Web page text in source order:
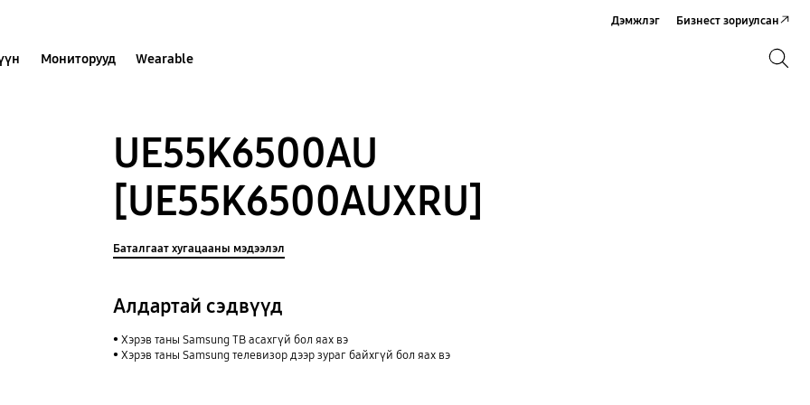
Мониторууд Wearable
Дэмжлэг Бизнест зориулсан
UE55K6500AU
[UE55K6500AUXRU]
Баталгаат хугацааны мэдээлэл
Алдартай сэдвүүд
Хэрэв таны Samsung ТВ асахгүй бол яах вэ
Хэрэв таны Samsung телевизор дээр зураг байхгүй бол яах вэ